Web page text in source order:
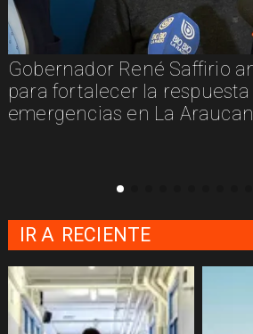
Gobernador René Saffirio
para fortalecer la
emergencias en La
IR A RECIENTE